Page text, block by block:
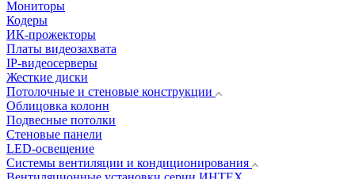
Мониторы
Кодеры
ИК-прожекторы
Платы видеозахвата
IP-видеосерверы
Жесткие диски
Потолочные и стеновые конструкции
Облицовка колонн
Подвесные потолки
Стеновые панели
LED-освещение
Системы вентиляции и кондиционирования